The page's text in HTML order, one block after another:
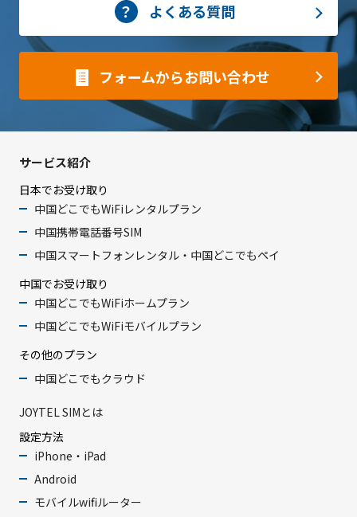
よくある質問
フォームからお問い合わせ
サービス紹介
日本でお受け取り
中国どこでもWiFiレンタルプラン
中国携帯電話番号SIM
中国スマートフォンレンタル・中国どこでもペイ
中国でお受け取り
中国どこでもWiFiホームプラン
中国どこでもWiFiモバイルプラン
その他のプラン
中国どこでもクラウド
JOYTEL SIMとは
設定方法
iPhone・iPad
Android
モバイルwifiルーター